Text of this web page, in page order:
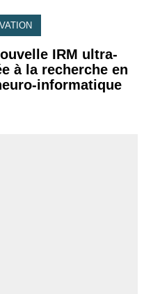
IRM ultra-
à la recherche en
informatique